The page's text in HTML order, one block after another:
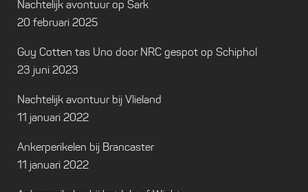
Nachtelijk avontuur op Sark
20 februari 2025
Guy Cotten tas Uno door NRC gespot op Schiphol
23 juni 2023
Nachtelijk avontuur bij Vlieland
11 januari 2022
Ankerperikelen bij Brancaster
11 januari 2022